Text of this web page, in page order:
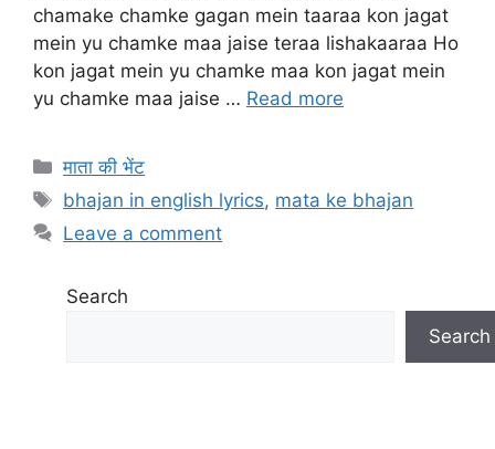
chamake chamke gagan mein taaraa kon jagat
mein yu chamke maa jaise teraa lishakaaraa Ho
kon jagat mein yu chamke maa kon jagat mein
yu chamke maa jaise … Read more
Categories
माता की भेंट
Tags
bhajan in english lyrics, mata ke bhajan
Leave a comment
Search
Search